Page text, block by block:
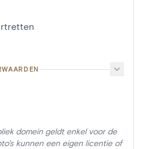
domein geldt enkel voor de
kunnen een eigen licentie of